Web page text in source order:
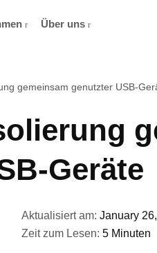
Über uns
gemeinsam genutzter USB-
Geräte
Aktualisiert am: January
Zeit zum Lesen: 5 Minuten